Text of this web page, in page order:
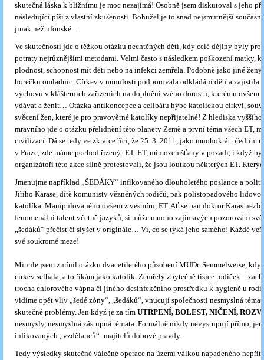
skutečná láska k bližnímu je moc nezajímá! Osobně jsem diskutoval s jeho
následující píši z vlastní zkušenosti. Bohužel je to snad nejsmutnější
jinak než ufonské…
Ve skutečnosti jde o těžkou otázku nechtěných dětí, kdy celé dějiny byly
potraty nejrůznějšími metodami. Velmi často s následkem poškození matky,
plodnost, schopnost mít děti nebo na infekci zemřela. Podobně jako jiné
horečku omladnic. Církev v minulosti podporovala odkládání dětí a zajistila
výchovu v klášterních zařízeních na doplnění svého dorostu, kterému ovšem
vdávat a ženit… Otázka antikoncepce a celibátu hýbe katolickou církví,
svěcení žen, které je pro pravověrné katolíky nepřijatelné! Z hlediska
mravního jde o otázku přelidnění této planety Země a první téma všech ET,
civilizací. Dá se tedy ve zkratce říci, že 25. 3. 2011, jako mnohokrát předtím
v Praze, zde máme pochod řízený: ET. ET, mimozemšťany v pozadí, i když by
organizátoři této akce silně protestovali, že jsou loutkou některých ET.
Jmenujme například „ŠEDÁKY“ infikovaného dlouholetého poslance a
Jiřího Karase, dítě komunisty vězněných rodičů, pak polistopadového
katolíka. Manipulovaného ovšem z vesmíru, ET. Ať se pan doktor Karas
fenomenální talent včetně jazyků, si může mnoho zajímavých pozorování
„šedáků“ přečíst či slyšet v originále… Ví, co se týká jeho samého! Každé
své soukromé meze!
Minule jsem zmínil otázku dvacetiletého působení MUDr. Semmelweise,
církev selhala, a to říkám jako katolík. Zemřely zbytečně tisíce rodiček –
trocha chlorového vápna či jiného desinfekčního prostředku k hygieně u
vidíme opět vliv „šedé zóny“, „šedáků“, vnucují společnosti nesmyslná
skutečné problémy. Jen když je za tím UTRPENÍ, BOLEST, NIČENÍ,
nesmysly, nesmyslná zástupná témata. Formálně nikdy nevystupují přímo,
infikovaných „vzdělanců“- majitelů dobové pravdy.
Tedy výsledky skutečné válečné operace na území válkou napadeného